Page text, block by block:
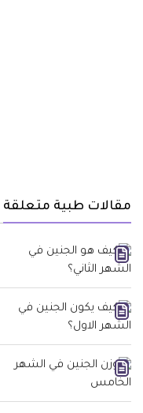
مقالات طبية متعلقة